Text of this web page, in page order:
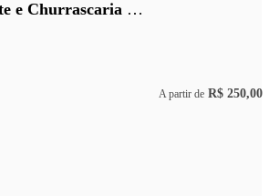
Restaurante e Churrascaria São Cristóvão
A partir de R$ 250,00